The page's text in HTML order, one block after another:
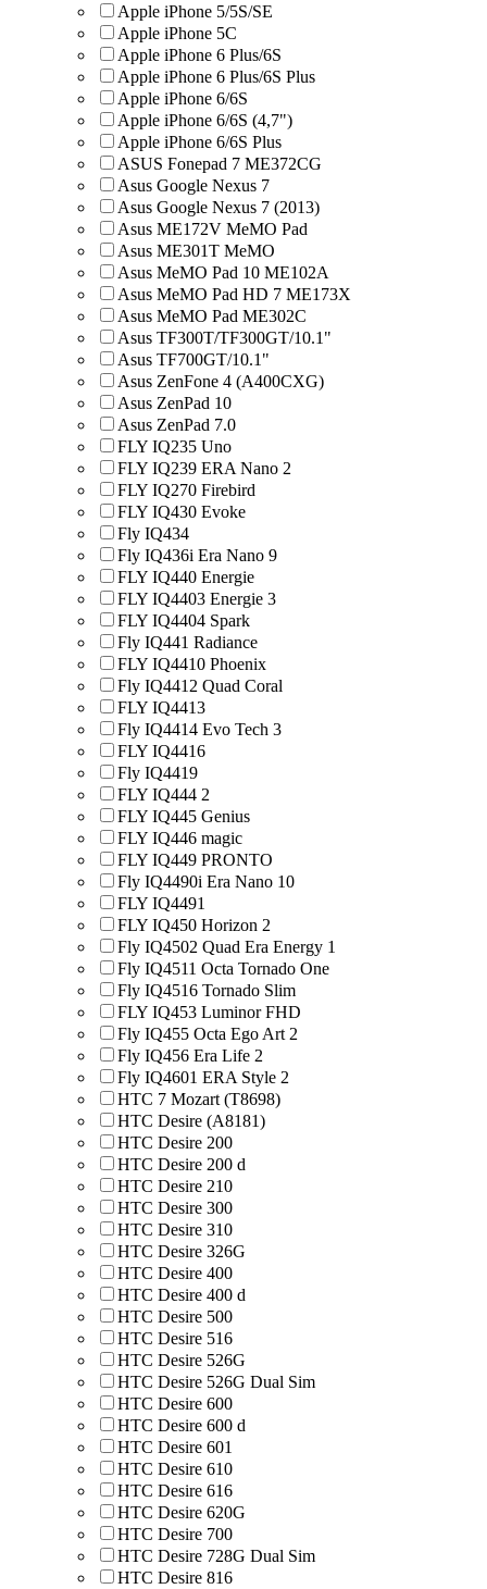
Apple iPhone 5/5S/SE
Apple iPhone 5C
Apple iPhone 6 Plus/6S
Apple iPhone 6 Plus/6S Plus
Apple iPhone 6/6S
Apple iPhone 6/6S (4,7")
Apple iPhone 6/6S Plus
ASUS Fonepad 7 ME372CG
Asus Google Nexus 7
Asus Google Nexus 7 (2013)
Asus ME172V MeMO Pad
Asus ME301T MeMO
Asus MeMO Pad 10 ME102A
Asus MeMO Pad HD 7 ME173X
Asus MeMO Pad ME302C
Asus TF300T/TF300GT/10.1"
Asus TF700GT/10.1"
Asus ZenFone 4 (A400CXG)
Asus ZenPad 10
Asus ZenPad 7.0
FLY IQ235 Uno
FLY IQ239 ERA Nano 2
FLY IQ270 Firebird
FLY IQ430 Evoke
Fly IQ434
Fly IQ436i Era Nano 9
FLY IQ440 Energie
FLY IQ4403 Energie 3
FLY IQ4404 Spark
Fly IQ441 Radiance
FLY IQ4410 Phoenix
Fly IQ4412 Quad Coral
FLY IQ4413
Fly IQ4414 Evo Tech 3
FLY IQ4416
Fly IQ4419
FLY IQ444 2
FLY IQ445 Genius
FLY IQ446 magic
FLY IQ449 PRONTO
Fly IQ4490i Era Nano 10
FLY IQ4491
FLY IQ450 Horizon 2
Fly IQ4502 Quad Era Energy 1
Fly IQ4511 Octa Tornado One
Fly IQ4516 Tornado Slim
FLY IQ453 Luminor FHD
Fly IQ455 Octa Ego Art 2
Fly IQ456 Era Life 2
Fly IQ4601 ERA Style 2
HTC 7 Mozart (T8698)
HTC Desire (A8181)
HTC Desire 200
HTC Desire 200 d
HTC Desire 210
HTC Desire 300
HTC Desire 310
HTC Desire 326G
HTC Desire 400
HTC Desire 400 d
HTC Desire 500
HTC Desire 516
HTC Desire 526G
HTC Desire 526G Dual Sim
HTC Desire 600
HTC Desire 600 d
HTC Desire 601
HTC Desire 610
HTC Desire 616
HTC Desire 620G
HTC Desire 700
HTC Desire 728G Dual Sim
HTC Desire 816